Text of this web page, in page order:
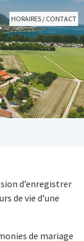
HORAIRES / CONTACT
d’enregistrer
de vie d’une
de mariage